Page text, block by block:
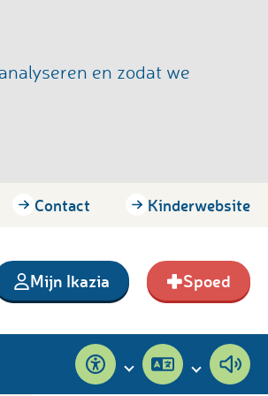
en zodat we
Contact Kinderwebsite
Mijn Ikazia Spoed
Toegankelijkheid
Pagina